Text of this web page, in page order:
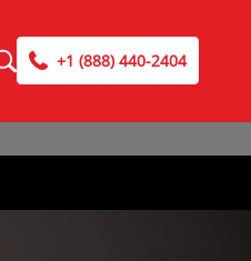
+1 (888) 440-2404